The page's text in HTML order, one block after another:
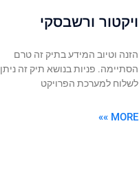
ויקטור ורשבסקי
הזנה וטיוב המידע בתיק זה טרם
הסתיימה. פניות בנושא תיק זה ניתן
לשלוח למערכת הפרויקט
MORE »»